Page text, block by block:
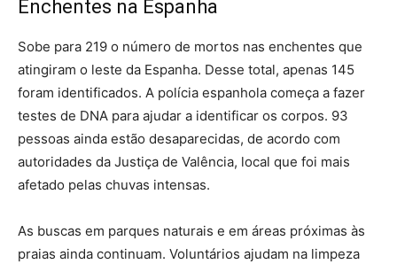
Enchentes na Espanha
Sobe para 219 o número de mortos nas enchentes que
atingiram o leste da Espanha. Desse total, apenas 145
foram identificados. A polícia espanhola começa a fazer
testes de DNA para ajudar a identificar os corpos. 93
pessoas ainda estão desaparecidas, de acordo com
autoridades da Justiça de Valência, local que foi mais
afetado pelas chuvas intensas.
As buscas em parques naturais e em áreas próximas às
praias ainda continuam. Voluntários ajudam na limpeza